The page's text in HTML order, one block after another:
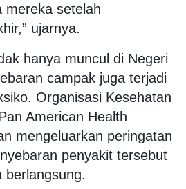
mereka setelah
ujarnya.
hanya muncul di Negeri
campak juga terjadi
Organisasi Kesehatan
American Health
mengeluarkan peringatan
penyakit tersebut
berlangsung.